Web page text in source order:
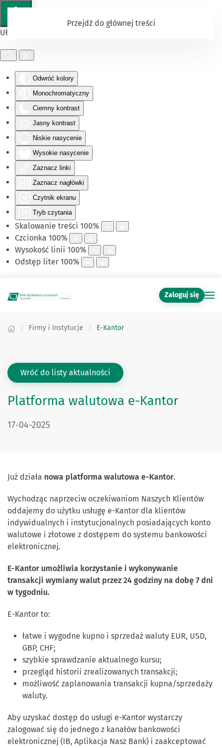
Ułatwienia dostępu
Odwróć kolory
Monochromatyczny
Ciemny kontrast
Jasny kontrast
Niskie nasycenie
Wysokie nasycenie
Zaznacz linki
Zaznacz nagłówki
Czytnik ekranu
Tryb czytania
Skalowanie treści 100%
Czcionka 100%
Wysokość linii 100%
Odstęp liter 100%
Przejdź do głównej treści
Zaloguj się
Firmy i Instytucje E-Kantor
Wróć do listy aktualności
Platforma walutowa e-Kantor
DATA PUBLIKACJI:
17-04-2025
Już działa nowa platforma walutowa e-Kantor.
Wychodząc naprzeciw oczekiwaniom Naszych Klientów
oddajemy do użytku usługę e-Kantor dla klientów
indywidualnych i instytucjonalnych posiadających konto
walutowe i złotowe z dostępem do systemu bankowości
elektronicznej.
E-Kantor umożliwia korzystanie i wykonywanie
transakcji wymiany walut przez 24 godziny na dobę 7 dni
w tygodniu.
E-Kantor to:
łatwe i wygodne kupno i sprzedaż waluty EUR, USD,
GBP, CHF;
szybkie sprawdzanie aktualnego kursu;
przegląd historii zrealizowanych transakcji;
możliwość zaplanowania transakcji kupna/sprzedaży
waluty.
Aby uzyskać dostęp do usługi e-Kantor wystarczy
zalogować się do jednego z kanałów bankowości
elektronicznej (IB, Aplikacja Nasz Bank) i zaakceptować